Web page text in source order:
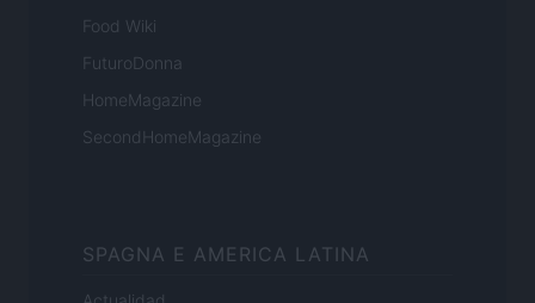
Food Wiki
FuturoDonna
HomeMagazine
SecondHomeMagazine
SPAGNA E AMERICA LATINA